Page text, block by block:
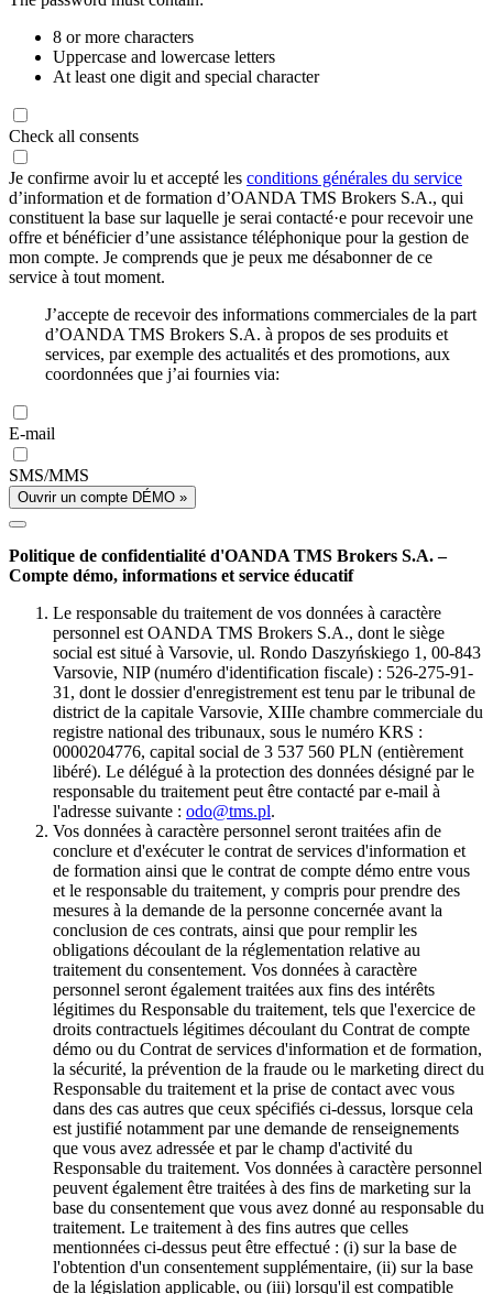
8 or more characters
Uppercase and lowercase letters
At least one digit and special character
Check all consents
Je confirme avoir lu et accepté les conditions générales du service
d’information et de formation d’OANDA TMS Brokers S.A., qui
constituent la base sur laquelle je serai contacté·e pour recevoir une
offre et bénéficier d’une assistance téléphonique pour la gestion de
mon compte. Je comprends que je peux me désabonner de ce
service à tout moment.
J’accepte de recevoir des informations commerciales de la part
d’OANDA TMS Brokers S.A. à propos de ses produits et
services, par exemple des actualités et des promotions, aux
coordonnées que j’ai fournies via:
E-mail
SMS/MMS
Ouvrir un compte DÉMO »
Politique de confidentialité d'OANDA TMS Brokers S.A. –
Compte démo, informations et service éducatif
Le responsable du traitement de vos données à caractère
personnel est OANDA TMS Brokers S.A., dont le siège
social est situé à Varsovie, ul. Rondo Daszyńskiego 1, 00-843
Varsovie, NIP (numéro d'identification fiscale) : 526-275-91-
31, dont le dossier d'enregistrement est tenu par le tribunal de
district de la capitale Varsovie, XIIIe chambre commerciale du
registre national des tribunaux, sous le numéro KRS :
0000204776, capital social de 3 537 560 PLN (entièrement
libéré). Le délégué à la protection des données désigné par le
responsable du traitement peut être contacté par e-mail à
l'adresse suivante : odo@tms.pl.
Vos données à caractère personnel seront traitées afin de
conclure et d'exécuter le contrat de services d'information et
de formation ainsi que le contrat de compte démo entre vous
et le responsable du traitement, y compris pour prendre des
mesures à la demande de la personne concernée avant la
conclusion de ces contrats, ainsi que pour remplir les
obligations découlant de la réglementation relative au
traitement du consentement. Vos données à caractère
personnel seront également traitées aux fins des intérêts
légitimes du Responsable du traitement, tels que l'exercice de
droits contractuels légitimes découlant du Contrat de compte
démo ou du Contrat de services d'information et de formation,
la sécurité, la prévention de la fraude ou le marketing direct du
Responsable du traitement et la prise de contact avec vous
dans des cas autres que ceux spécifiés ci-dessus, lorsque cela
est justifié notamment par une demande de renseignements
que vous avez adressée et par le champ d'activité du
Responsable du traitement. Vos données à caractère personnel
peuvent également être traitées à des fins de marketing sur la
base du consentement que vous avez donné au responsable du
traitement. Le traitement à des fins autres que celles
mentionnées ci-dessus peut être effectué : (i) sur la base de
l'obtention d'un consentement supplémentaire, (ii) sur la base
de la législation applicable, ou (iii) lorsqu'il est compatible